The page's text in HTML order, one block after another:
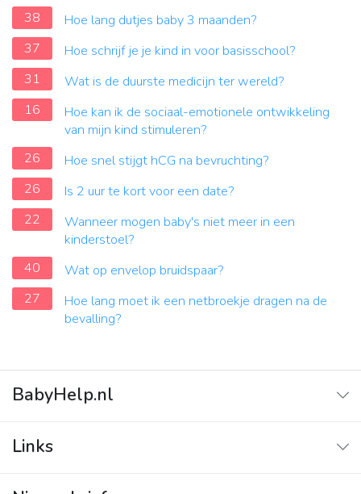
38
Hoe lang dutjes baby 3 maanden?
37
Hoe schrijf je je kind in voor basisschool?
31
Wat is de duurste medicijn ter wereld?
16
Hoe kan ik de sociaal-emotionele ontwikkeling
van mijn kind stimuleren?
26
Hoe snel stijgt hCG na bevruchting?
26
Is 2 uur te kort voor een date?
22
Wanneer mogen baby's niet meer in een
kinderstoel?
40
Wat op envelop bruidspaar?
27
Hoe lang moet ik een netbroekje dragen na de
bevalling?
BabyHelp.nl
Vraag & Antwoord
Links